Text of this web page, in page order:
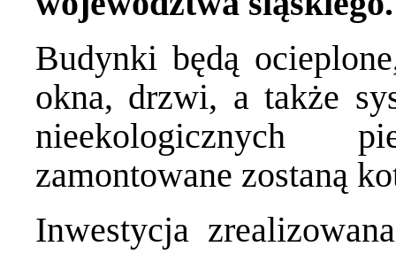
Budynki będą
okna, drzwi, a także
nieekologicznych
zamontowane zostaną
Inwestycja